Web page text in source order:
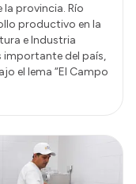
provincia. Río
productivo en la
e Industria
importante del país,
el lema “El Campo